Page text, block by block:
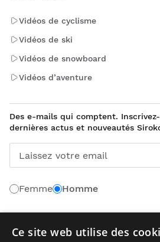
Vidéos de cyclisme
Vidéos de ski
Vidéos de snowboard
Vidéos d’aventure
Des e-mails qui comptent.
dernières actus et nouveautés
Laissez votre email
Femme Homme
FRANÇAIS
Ce site web utilise des